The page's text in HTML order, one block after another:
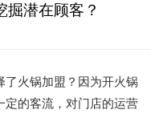
掘潜在顾客？
了火锅加盟？因为开火锅
定的客流，对门店的运营